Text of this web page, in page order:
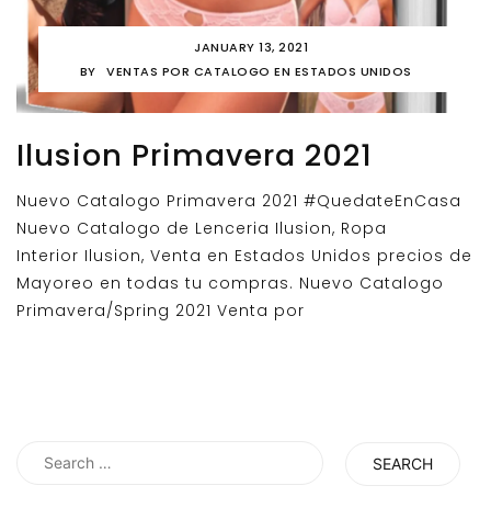
JANUARY 13, 2021
BY
VENTAS POR CATALOGO EN ESTADOS UNIDOS
Ilusion Primavera 2021
Nuevo Catalogo Primavera 2021 #QuedateEnCasa
Nuevo Catalogo de Lenceria Ilusion, Ropa
Interior Ilusion, Venta en Estados Unidos precios de
Mayoreo en todas tu compras. Nuevo Catalogo
Primavera/Spring 2021 Venta por
Search